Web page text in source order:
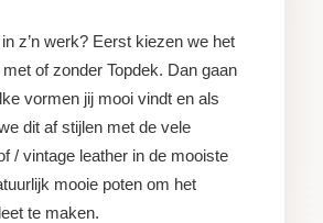
z’n werk? Eerst kiezen we het
of zonder Topdek. Dan gaan
vormen jij mooi vindt en als
dit af stijlen met de vele
/ vintage leather in de mooiste
mooie poten om het
te maken.